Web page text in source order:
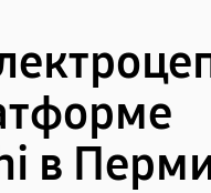
в